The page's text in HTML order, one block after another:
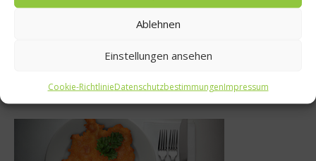
Ablehnen
Einstellungen ansehen
Cookie-RichtlinieDatenschutzbestimmungenImpressum
4. August 2017
Was isst Deutschland